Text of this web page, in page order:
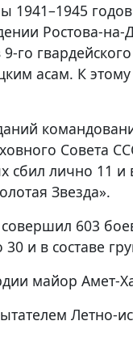
Ростова-
асам. К
Совета
лично 11
Звезда».
603
и в составе
майор Амет-
Летно-